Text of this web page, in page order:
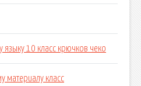
языку 10 класс крючков чеко
материалу класс